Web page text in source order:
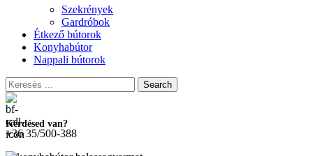
Szekrények
Gardróbok
Étkező bútorok
Konyhabútor
Nappali bútorok
Search
Kérdésed van?
+36 35/500-388